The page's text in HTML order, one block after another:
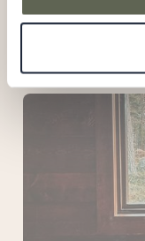
Ålhus